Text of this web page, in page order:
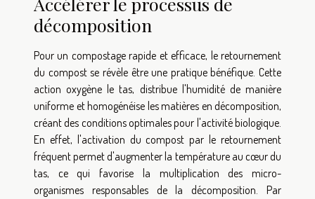
décomposition
Pour un compostage rapide et efficace, le retournement
du compost se révèle être une pratique bénéfique. Cette
action oxygène le tas, distribue l'humidité de manière
uniforme et homogénéise les matières en décomposition,
créant des conditions optimales pour l'activité biologique.
En effet, l'activation du compost par le retournement
fréquent permet d'augmenter la température au cœur du
tas, ce qui favorise la multiplication des micro-
organismes responsables de la décomposition. Par